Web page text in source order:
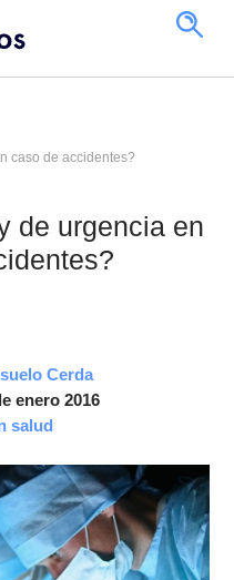
caso de accidentes?
de urgencia en
Cerda
enero 2016
salud